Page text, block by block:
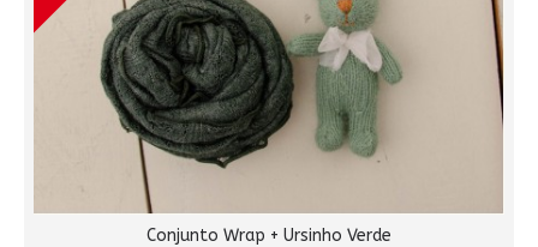
Conjunto Wrap + Ursinho Verde